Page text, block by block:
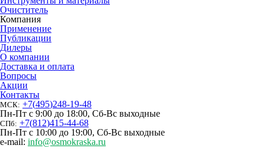
Очиститель
Компания
Применение
Публикации
Дилеры
О компании
Доставка и оплата
Вопросы
Акции
Контакты
МСК: +7(495)248-19-48
Пн-Пт с 9:00 до 18:00, Сб-Вс выходные
СПб: +7(812)415-44-68
Пн-Пт с 10:00 до 19:00, Сб-Вс выходные
e-mail: info@osmokraska.ru